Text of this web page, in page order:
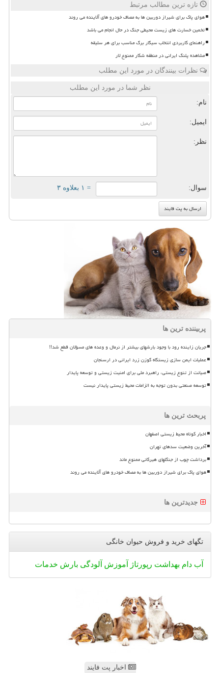
تازه ترین مطالب مرتبط
هوای پاک برای شیراز دوربین ها به مصاف خودرو های آلاینده می روند
تخمین خسارت های زیست محیطی جنگ در حال انجام می باشد
راهنمای کاربردی انتخاب سیگار برگ مناسب برای هر سلیقه
مشاهده پلنگ ایرانی در منطقه شکار ممنوع لار
نظرات بینندگان در مورد این مطلب
نظر شما در مورد این مطلب
نام:
ایمیل:
نظر:
سوال: = ۱ بعلاوه ۳
پربیننده ترین ها
جریان زاینده رود با وجود بارشهای بیشتر از نرمال و وعده های مسؤلان قطع شد!!
عملیات ایمن سازی زیستگاه گوزن زرد ایرانی در ارسنجان
صیانت از تنوع زیستی، راهبرد ملی برای امنیت زیستی و توسعه پایدار
توسعه صنعتی بدون توجه به الزامات محیط زیستی پایدار نیست
پربحث ترین ها
اخبار کوتاه محیط زیستی اصفهان
آخرین وضعیت سدهای تهران
برداشت چوب از جنگلهای هیرکانی ممنوع ماند
هوای پاک برای شیراز دوربین ها به مصاف خودرو های آلاینده می روند
جدیدترین ها
تگهای خرید و فروش حیوان خانگی
آب دام بهداشت رپورتاژ آموزش آلودگی بارش خدمات
اخبار پت فایند